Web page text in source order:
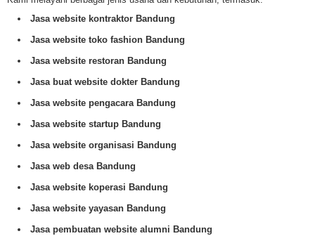
Jasa website kontraktor Bandung
Jasa website toko fashion Bandung
Jasa website restoran Bandung
Jasa buat website dokter Bandung
Jasa website pengacara Bandung
Jasa website startup Bandung
Jasa website organisasi Bandung
Jasa web desa Bandung
Jasa website koperasi Bandung
Jasa website yayasan Bandung
Jasa pembuatan website alumni Bandung